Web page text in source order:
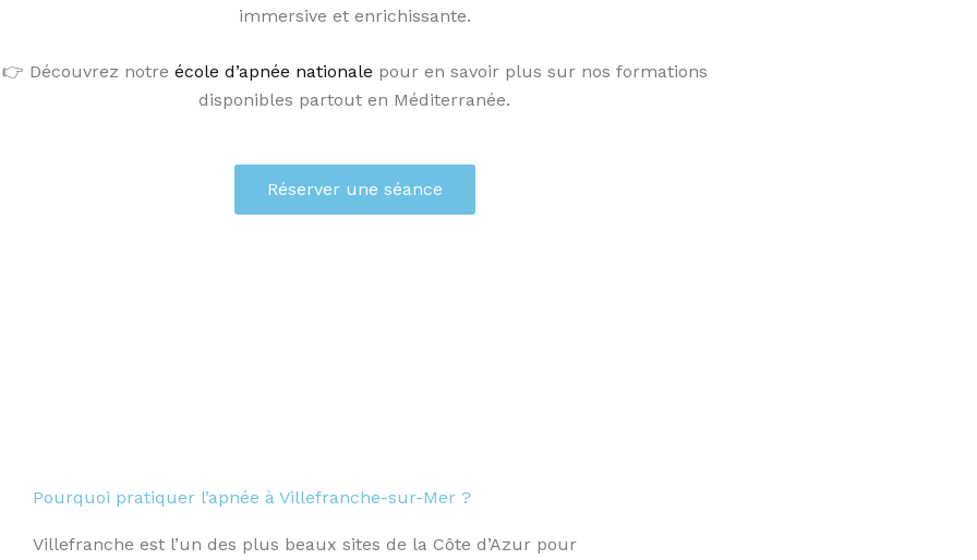
immersive et enrichissante.
👉 Découvrez notre école d’apnée nationale pour en savoir plus sur nos formations
disponibles partout en Méditerranée.
Réserver une séance
Pourquoi pratiquer l’apnée à Villefranche-sur-Mer ?
Villefranche est l’un des plus beaux sites de la Côte d’Azur pour